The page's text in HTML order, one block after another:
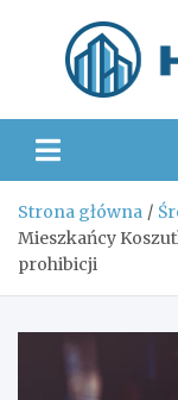
Strona główna
Mieszkańcy
prohibicji